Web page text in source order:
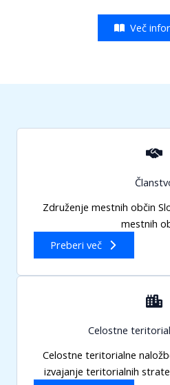
Več
Združenje mestnih občin
mestnih
Preberi več
Celostne
Celostne teritorialne
izvajanje teritorialnih